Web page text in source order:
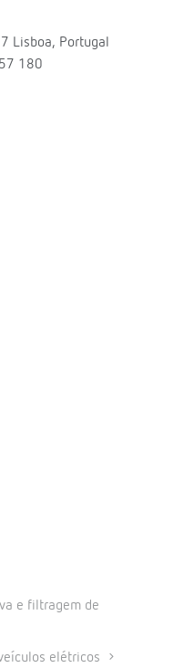
Lisboa, Portugal
180
e filtragem de
elétricos